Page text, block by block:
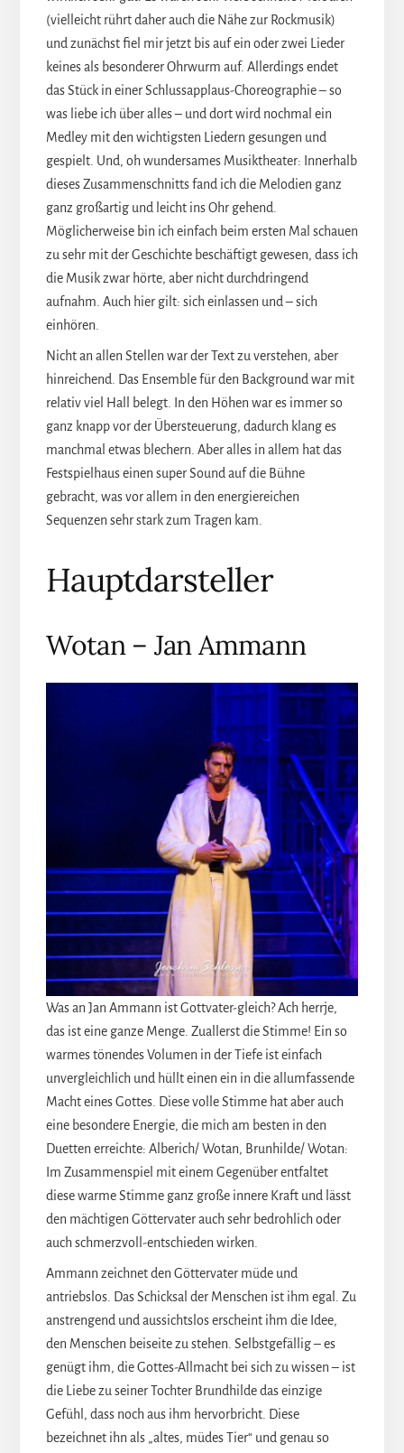
(vielleicht rührt daher auch die Nähe zur Rockmusik)
und zunächst fiel mir jetzt bis auf ein oder zwei Lieder
keines als besonderer Ohrwurm auf. Allerdings endet
das Stück in einer Schlussapplaus-Choreographie – so
was liebe ich über alles – und dort wird nochmal ein
Medley mit den wichtigsten Liedern gesungen und
gespielt. Und, oh wundersames Musiktheater: Innerhalb
dieses Zusammenschnitts fand ich die Melodien ganz
ganz großartig und leicht ins Ohr gehend.
Möglicherweise bin ich einfach beim ersten Mal schauen
zu sehr mit der Geschichte beschäftigt gewesen, dass ich
die Musik zwar hörte, aber nicht durchdringend
aufnahm. Auch hier gilt: sich einlassen und – sich
einhören.
Nicht an allen Stellen war der Text zu verstehen, aber
hinreichend. Das Ensemble für den Background war mit
relativ viel Hall belegt. In den Höhen war es immer so
ganz knapp vor der Übersteuerung, dadurch klang es
manchmal etwas blechern. Aber alles in allem hat das
Festspielhaus einen super Sound auf die Bühne
gebracht, was vor allem in den energiereichen
Sequenzen sehr stark zum Tragen kam.
Hauptdarsteller
Wotan – Jan Ammann
Was an Jan Ammann ist Gottvater-gleich? Ach herrje,
das ist eine ganze Menge. Zuallerst die Stimme! Ein so
warmes tönendes Volumen in der Tiefe ist einfach
unvergleichlich und hüllt einen ein in die allumfassende
Macht eines Gottes. Diese volle Stimme hat aber auch
eine besondere Energie, die mich am besten in den
Duetten erreichte: Alberich/ Wotan, Brunhilde/ Wotan:
Im Zusammenspiel mit einem Gegenüber entfaltet
diese warme Stimme ganz große innere Kraft und lässt
den mächtigen Göttervater auch sehr bedrohlich oder
auch schmerzvoll-entschieden wirken.
Ammann zeichnet den Göttervater müde und
antriebslos. Das Schicksal der Menschen ist ihm egal. Zu
anstrengend und aussichtslos erscheint ihm die Idee,
den Menschen beiseite zu stehen. Selbstgefällig – es
genügt ihm, die Gottes-Allmacht bei sich zu wissen – ist
die Liebe zu seiner Tochter Brundhilde das einzige
Gefühl, dass noch aus ihm hervorbricht. Diese
bezeichnet ihn als „altes, müdes Tier“ und genau so